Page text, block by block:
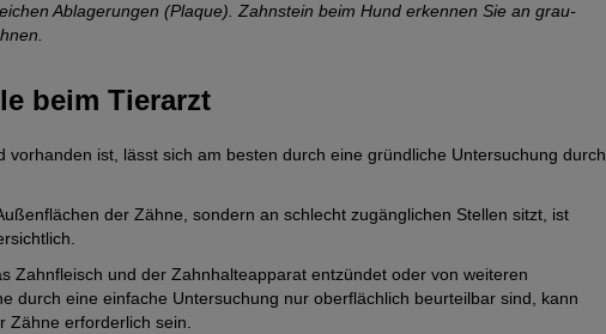
Ablagerungen (Plaque). Zahnstein beim Hund erkennen Sie an grau-
beim Tierarzt
vorhanden ist, lässt sich am besten durch eine gründliche Untersuchung durch
der Zähne, sondern an schlecht zugänglichen Stellen sitzt, ist
Zahnfleisch und der Zahnhalteapparat entzündet oder von weiteren
durch eine einfache Untersuchung nur oberflächlich beurteilbar sind, kann
Zähne erforderlich sein.